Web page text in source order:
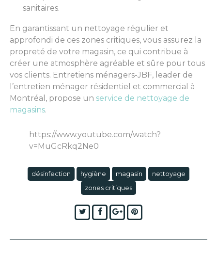
sanitaires.
En garantissant un nettoyage régulier et
approfondi de ces zones critiques, vous assurez la
propreté de votre magasin, ce qui contribue à
créer une atmosphère agréable et sûre pour tous
vos clients. Entretiens ménagers-JBF, leader de
l’entretien ménager résidentiel et commercial à
Montréal, propose un service de nettoyage de
magasins.
https://www.youtube.com/watch?
v=MuGcRkq2Ne0
désinfection hygiène magasin
nettoyage
zones critiques
TwitterFacebook
Google+Pinterest